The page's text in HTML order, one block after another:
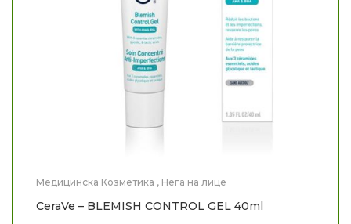
Медицинска Козметика , Нега на лице
CeraVe – BLEMISH CONTROL GEL 40ml